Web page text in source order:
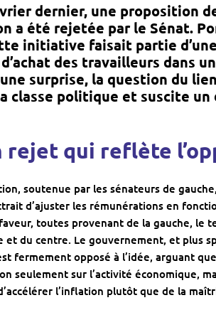
dernier, une proposition
a été rejetée par le Sénat.
initiative faisait partie
des travailleurs dans
surprise, la question du
classe politique et suscite un
rejet qui reflète
soutenue par les sénateurs de
d’ajuster les rémunérations en
toutes provenant de la gauche, le
et du centre. Le gouvernement, et plus
fermement opposé à l’idée, arguant
seulement sur l’activité économique,
l’inflation plutôt que de la